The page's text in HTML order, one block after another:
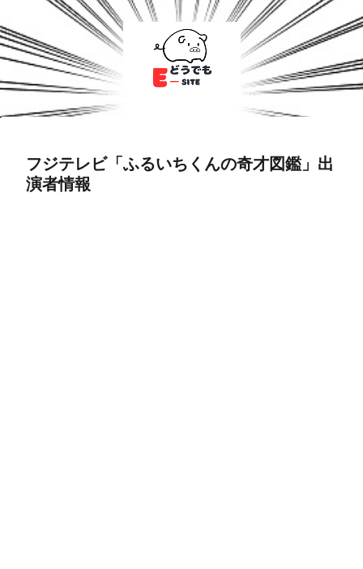
フジテレビ「ふるいちくんの奇才図鑑」出
演者情報